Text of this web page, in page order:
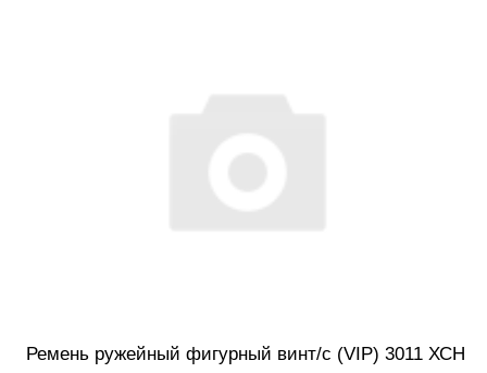
Ремень ружейный фигурный винт/с (VIP) 3011 ХСН